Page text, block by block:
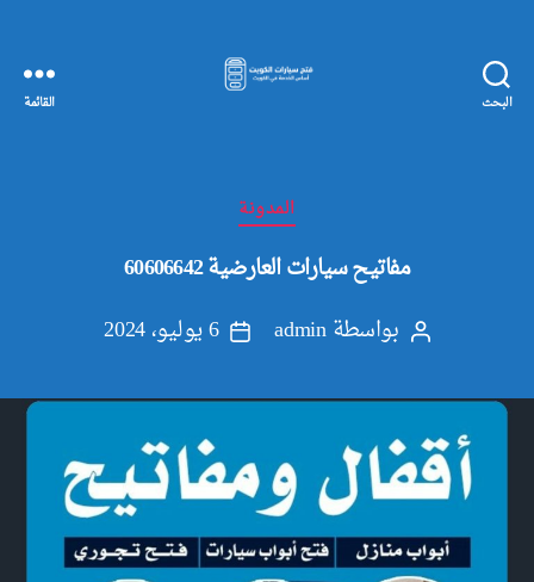
البحث
الكويت
القائمة
التصنيفاتالمدونة
مفاتيح سيارات العارضية 60606642
كاتببواسطةadmin
تاريخ
6 يوليو، 2024